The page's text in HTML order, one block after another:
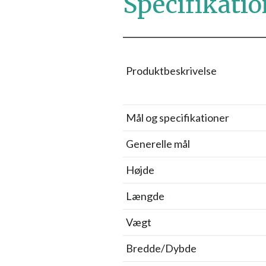
Produktbeskrivelse
Mål og specifikationer
Generelle mål
Højde
Længde
Vægt
Bredde/Dybde